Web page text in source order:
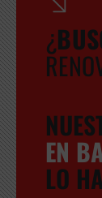
¿
EN
LO